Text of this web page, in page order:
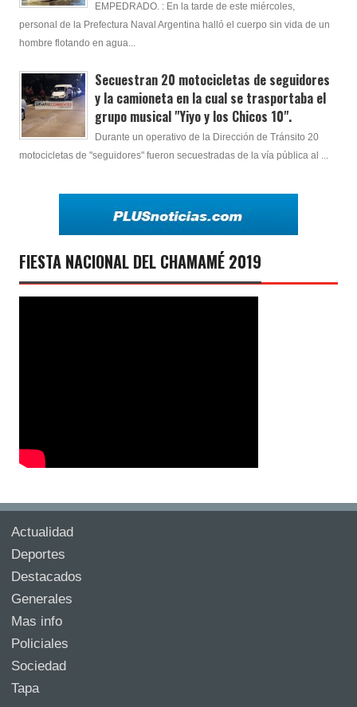
EMPEDRADO. : En la tarde de este miércoles,
personal de la Prefectura Naval Argentina halló el cuerpo sin vida de un
hombre flotando en agua...
Secuestran 20 motocicletas de seguidores
y la camioneta en la cual se trasportaba el
grupo musical "Yiyo y los Chicos 10".
Durante un operativo de la Dirección de Tránsito 20
motocicletas de "seguidores" fueron secuestradas de la vía pública al ...
FIESTA NACIONAL DEL CHAMAMÉ 2019
Actualidad
Deportes
Destacados
Generales
Mas info
Policiales
Sociedad
Tapa